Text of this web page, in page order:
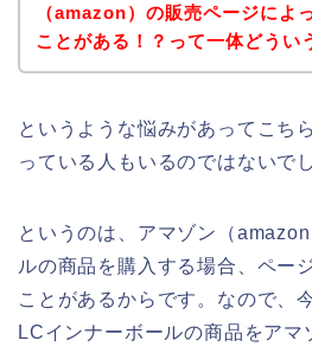
（amazon）の販売ページによ
ことがある！？って一体どうい
というような悩みがあってこち
っている人もいるのではないで
というのは、アマゾン（
ルの商品を購入する場合、ペー
ことがあるからです。なので、
LCインナーボールの商品をア